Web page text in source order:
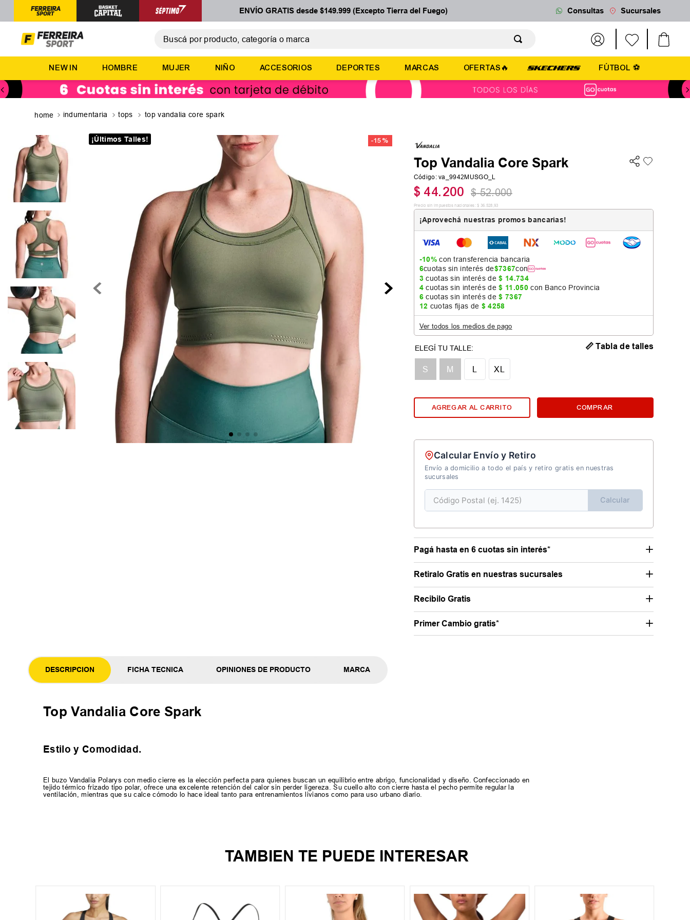
ENVÍO GRATIS desde $149.999 (Excepto Tierra del Fuego) Consultas Sucursales
NEW IN HOMBRE MUJER NIÑO ACCESORIOS DEPORTES MARCAS OFERTAS🔥 FÚTBOL ⚽
indumentaria tops top vandalia core spark
¡Últimos Talles! -15 %
Top Vandalia Core Spark
Código:va_9942MUSGO_L
$ 44.200 $ 52.000
Precio sin impuestos nacionales: $ 36.528 ,93
¡Aprovechá nuestras promos bancarias!
-10%con transferencia bancaria
6cuotas sin interés de$7367con
3cuotas sin interés de$ 14.734
4cuotas sin interés de$ 11 .050 con Banco Provincia
6cuotas sin interés de$ 7367
12 cuotas fijas de $ 4258
Ver todos los medios de pago
S L
M XL
📏 Tabla de talles
AGREGAR AL CARRITO COMPRAR
Calcular Envío y Retiro
Envío a domicilio a todo el país y retiro gratis en nuestras
sucursales
Calcular
Pagá hasta en 6 cuotas sin interés*
Retiralo Gratis en nuestras sucursales
Recibilo Gratis
Primer Cambio gratis*
DESCRIPCION FICHA TECNICA OPINIONES DE PRODUCTO MARCA
Top Vandalia Core Spark
Estilo y Comodidad.
El buzo Vandalia Polarys con medio cierre es la elección perfecta para quienes buscan un equilibrio entre abrigo, funcionalidad y diseño. Confeccionado en
tejido térmico frizado tipo polar, ofrece una excelente retención del calor sin perder ligereza. Su cuello alto con cierre hasta el pecho permite regular la
ventilación, mientras que su calce cómodo lo hace ideal tanto para entrenamientos livianos como para uso urbano diario.
TAMBIEN TE PUEDE INTERESAR
TÉRMINOS MÁS BUSCADOS
2.
basquet
3
5
medias